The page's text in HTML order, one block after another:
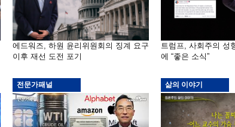
에드워즈, 하원 윤리위원회의 징계 요구
이후 재선 도전 포기
트럼프, 사회주의 성
에 “좋은 소식”
전문가패널 삶의 이야기